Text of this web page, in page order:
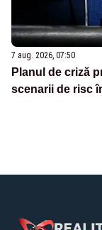
7 aug. 2026, 07:50
Planul de criză
scenarii de risc